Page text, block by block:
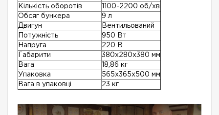
Кількість оборотів
1100-2200 об/хв
Обсяг бункера
9 л
Двигун
Вентильований
Потужність
950 Вт
Напруга
220 В
Габарити
380х280х380 мм
Вага
18,86 кг
Упаковка
565х365х500 мм
Вага в упаковці
23 кг